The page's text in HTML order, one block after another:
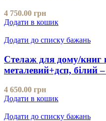
4 750.00 грн
Додати в кошик
Додати до списку бажань
Стелаж для дому/книг
металевий+дсп, білий
4 650.00 грн
Додати в кошик
Додати до списку бажань